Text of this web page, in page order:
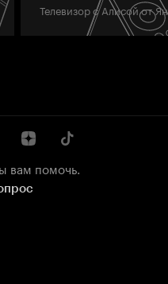
Телевизор с Алисой от
вам помочь.